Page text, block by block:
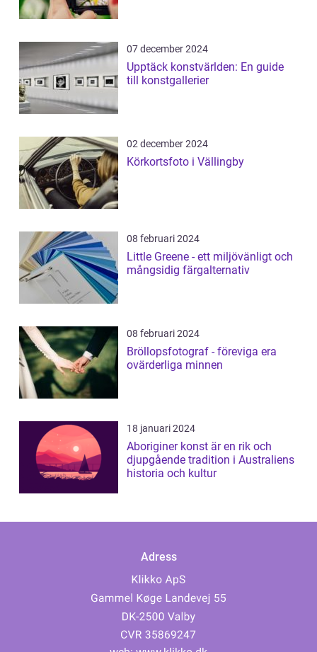
07 december 2024
Upptäck konstvärlden: En guide
till konstgallerier
02 december 2024
Körkortsfoto i Vällingby
08 februari 2024
Little Greene - ett miljövänligt och
mångsidig färgalternativ
08 februari 2024
Bröllopsfotograf - föreviga era
ovärderliga minnen
18 januari 2024
Aboriginer konst är en rik och
djupgående tradition i Australiens
historia och kultur
Adress